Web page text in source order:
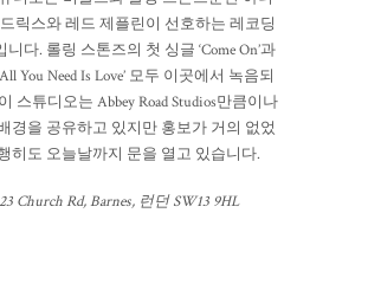
릭스와 레드 제플린이 선호하는 레코딩
다. 롤링 스톤즈의 첫 싱글 ‘Come On’과
You Need Is Love’ 모두 이곳에서 녹음되
스튜디오는 Abbey Road Studios만큼이나
경을 공유하고 있지만 홍보가 거의 없었
히도 오늘날까지 문을 열고 있습니다.
Church Rd, Barnes, 런던 SW13 9HL